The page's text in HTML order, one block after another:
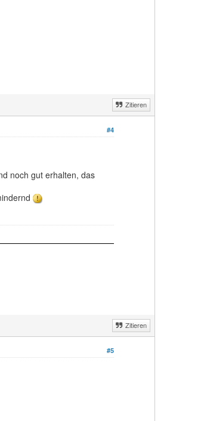
Zitieren
#4
noch gut erhalten, das
Zitieren
#5